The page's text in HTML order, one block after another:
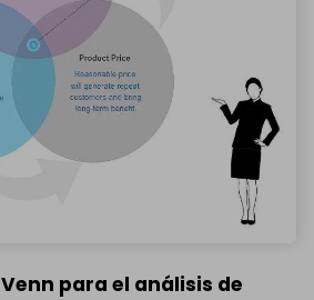
para el análisis de